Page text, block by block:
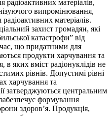
радіоактивних матеріалів,
випромінювання,
матеріалів.
захист громадян, які
катастрофи” від
що придатними для
продукти харчування та
в яких вміст радіонуклідів не
рівнів. Допустимі рівні
харчування та
затверджуються центральним
формування
здоров’я. Продукція,